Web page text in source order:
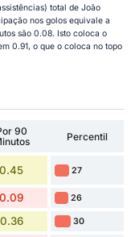
total de João
nos golos equivale a
são 0.08. Isto coloca o
0.91, o que o coloca no topo
90
Percentil
0.45 27
0.09 26
0.36 30